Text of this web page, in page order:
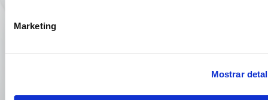
Marketing
Mostrar